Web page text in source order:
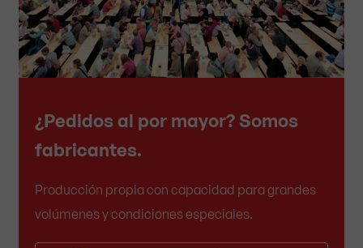
¿Pedidos al por mayor? Somos
fabricantes.
Producción propia con capacidad para grandes
volúmenes y condiciones especiales.